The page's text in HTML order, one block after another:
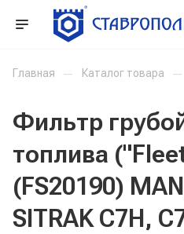
Главная — Каталог товара —
Фильтр
топлива
(FS20190)
SITRAK C7H,